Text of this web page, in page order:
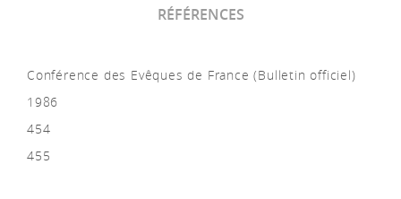
RÉFÉRENCES
Conférence des Evêques de France (Bulletin officiel)
1986
454
455